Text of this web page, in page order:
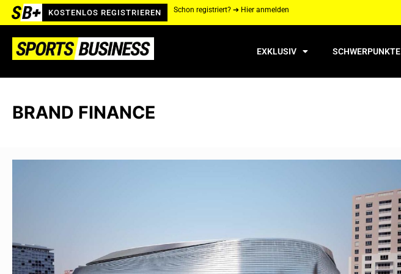
KOSTENLOS REGISTRIEREN Schon registriert? ➔ Hier anmelden
EXKLUSIV SCHWERPUNKTE
BRAND FINANCE